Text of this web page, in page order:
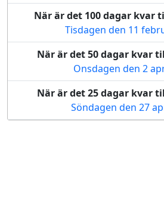
När är det 100 dagar kvar
Tisdagen den 11
När är det 50 dagar kvar
Onsdagen den 2
När är det 25 dagar kvar
Söndagen den 27